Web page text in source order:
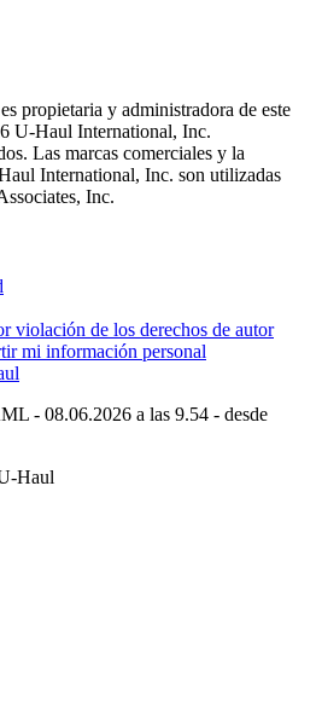
propietaria y administradora de este
U-Haul International, Inc.
Las marcas comerciales y la
International, Inc. son utilizadas
Inc.
violación de los derechos de autor
mi información personal
- 08.06.2026 a las 9.54 - desde
Haul